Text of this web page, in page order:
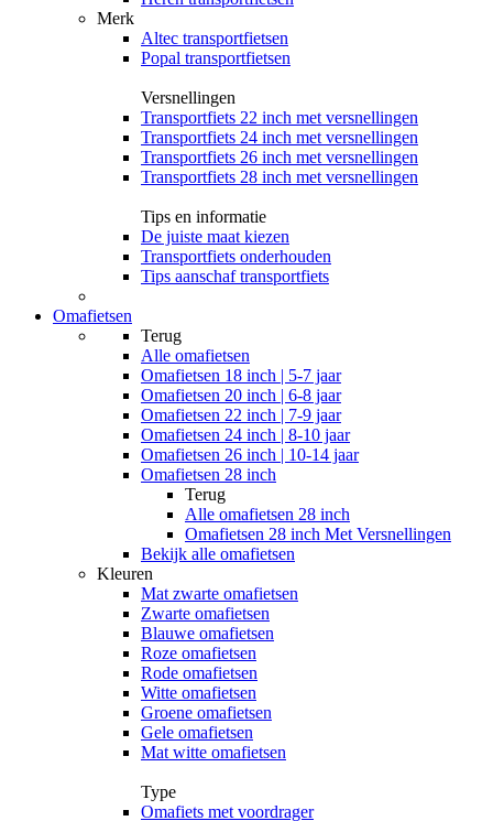
Merk
Altec transportfietsen
Popal transportfietsen
Versnellingen
Transportfiets 22 inch met versnellingen
Transportfiets 24 inch met versnellingen
Transportfiets 26 inch met versnellingen
Transportfiets 28 inch met versnellingen
Tips en informatie
De juiste maat kiezen
Transportfiets onderhouden
Tips aanschaf transportfiets
Omafietsen
Terug
Alle omafietsen
Omafietsen 18 inch | 5-7 jaar
Omafietsen 20 inch | 6-8 jaar
Omafietsen 22 inch | 7-9 jaar
Omafietsen 24 inch | 8-10 jaar
Omafietsen 26 inch | 10-14 jaar
Omafietsen 28 inch
Terug
Alle omafietsen 28 inch
Omafietsen 28 inch Met Versnellingen
Bekijk alle omafietsen
Kleuren
Mat zwarte omafietsen
Zwarte omafietsen
Blauwe omafietsen
Roze omafietsen
Rode omafietsen
Witte omafietsen
Groene omafietsen
Gele omafietsen
Mat witte omafietsen
Type
Omafiets met voordrager